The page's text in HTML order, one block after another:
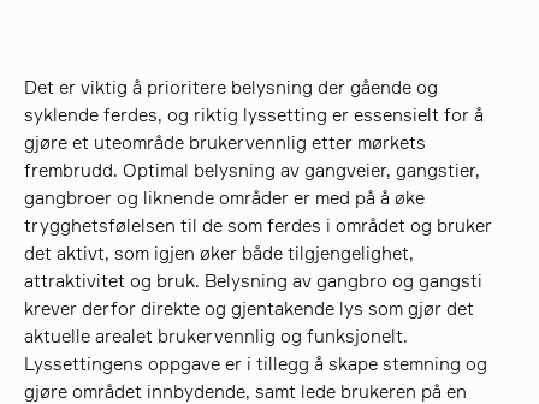
Det er viktig å prioritere belysning der gående og
syklende ferdes, og riktig lyssetting er essensielt for å
gjøre et uteområde brukervennlig etter mørkets
frembrudd. Optimal belysning av gangveier, gangstier,
gangbroer og liknende områder er med på å øke
trygghetsfølelsen til de som ferdes i området og bruker
det aktivt, som igjen øker både tilgjengelighet,
attraktivitet og bruk. Belysning av gangbro og gangsti
krever derfor direkte og gjentakende lys som gjør det
aktuelle arealet brukervennlig og funksjonelt.
Lyssettingens oppgave er i tillegg å skape stemning og
gjøre området innbydende, samt lede brukeren på en